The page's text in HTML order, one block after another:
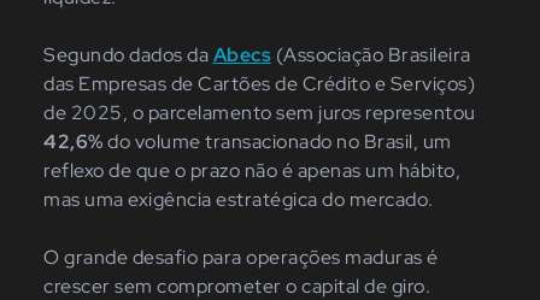
Segundo dados daAbecs (Associação Brasileira
das Empresas de Cartões de Crédito e Serviços)
de 2025, o parcelamento sem juros representou
42,6%do volume transacionado no Brasil, um
reflexo de que o prazo não é apenas um hábito,
mas uma exigência estratégica do mercado.
O grande desafio para operações maduras é
crescer sem comprometer o capital de giro.